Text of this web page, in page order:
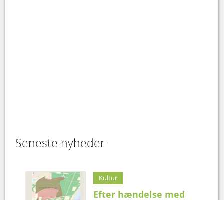
Seneste nyheder
Kultur
Efter hændelse med